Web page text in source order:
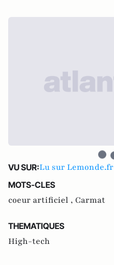
VU SUR:Lu sur Lemonde.fr
MOTS-CLES
coeur artificiel , Carmat
THEMATIQUES
High-tech